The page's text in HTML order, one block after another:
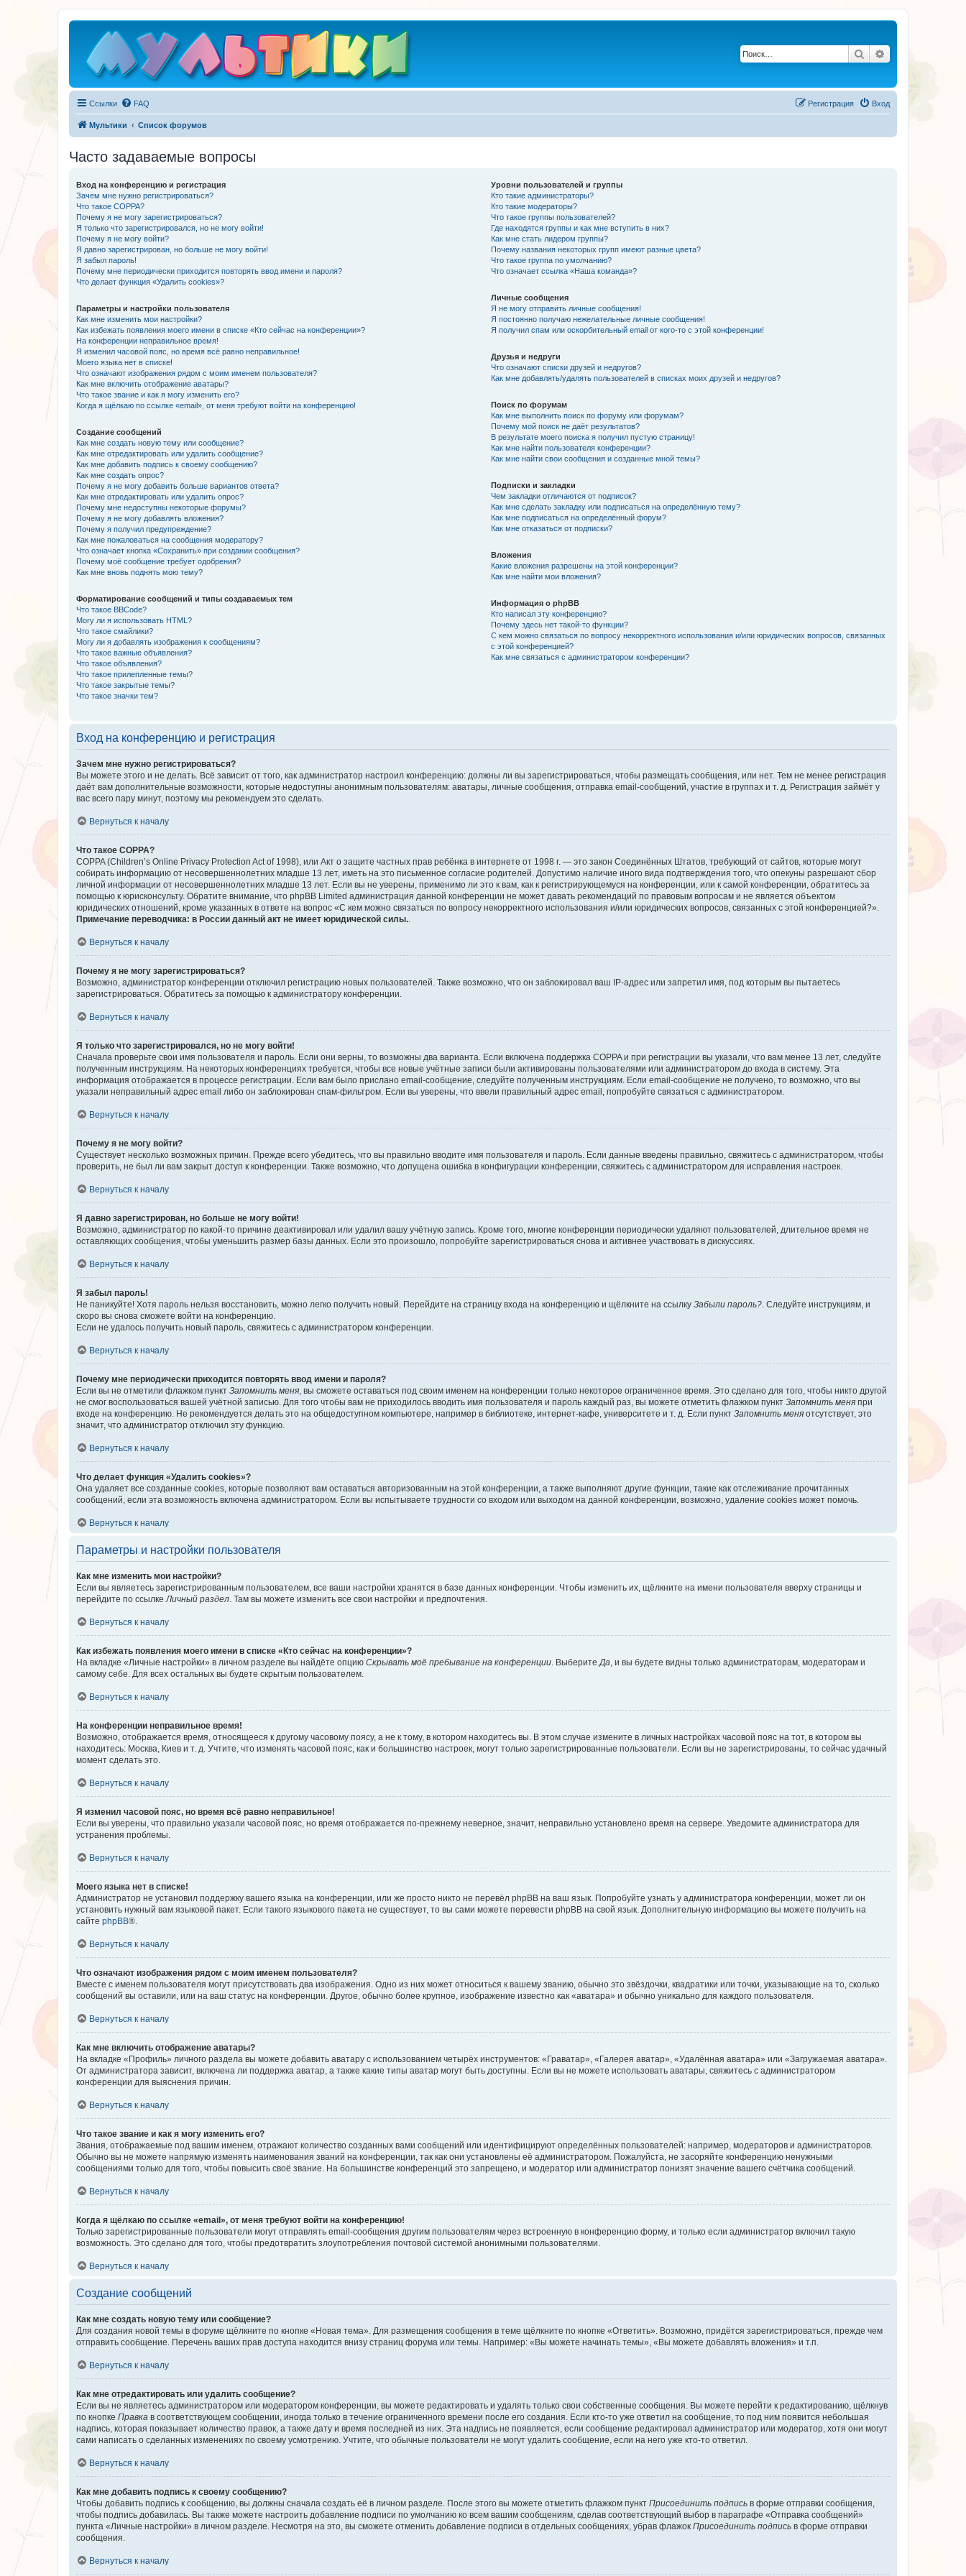
Поиск
Ссылки FAQ Вход
Регистрация
Мультики Список форумов
Часто задаваемые вопросы
Вход на конференцию и регистрация
Зачем мне нужно регистрироваться?
Что такое COPPA?
Почему я не могу зарегистрироваться?
Я только что зарегистрировался, но не могу войти!
Почему я не могу войти?
Я давно зарегистрирован, но больше не могу войти!
Я забыл пароль!
Почему мне периодически приходится повторять ввод имени и пароля?
Что делает функция «Удалить cookies»?
Параметры и настройки пользователя
Как мне изменить мои настройки?
Как избежать появления моего имени в списке «Кто сейчас на конференции»?
На конференции неправильное время!
Я изменил часовой пояс, но время всё равно неправильное!
Моего языка нет в списке!
Что означают изображения рядом с моим именем пользователя?
Как мне включить отображение аватары?
Что такое звание и как я могу изменить его?
Когда я щёлкаю по ссылке «email», от меня требуют войти на конференцию!
Создание сообщений
Как мне создать новую тему или сообщение?
Как мне отредактировать или удалить сообщение?
Как мне добавить подпись к своему сообщению?
Как мне создать опрос?
Почему я не могу добавить больше вариантов ответа?
Как мне отредактировать или удалить опрос?
Почему мне недоступны некоторые форумы?
Почему я не могу добавлять вложения?
Почему я получил предупреждение?
Как мне пожаловаться на сообщения модератору?
Что означает кнопка «Сохранить» при создании сообщения?
Почему моё сообщение требует одобрения?
Как мне вновь поднять мою тему?
Форматирование сообщений и типы создаваемых тем
Что такое BBCode?
Могу ли я использовать HTML?
Что такое смайлики?
Могу ли я добавлять изображения к сообщениям?
Что такое важные объявления?
Что такое объявления?
Что такое прилепленные темы?
Что такое закрытые темы?
Что такое значки тем?
Уровни пользователей и группы
Кто такие администраторы?
Кто такие модераторы?
Что такое группы пользователей?
Где находятся группы и как мне вступить в них?
Как мне стать лидером группы?
Почему названия некоторых групп имеют разные цвета?
Что такое группа по умолчанию?
Что означает ссылка «Наша команда»?
Личные сообщения
Я не могу отправить личные сообщения!
Я постоянно получаю нежелательные личные сообщения!
Я получил спам или оскорбительный email от кого-то с этой конференции!
Друзья и недруги
Что означают списки друзей и недругов?
Как мне добавлять/удалять пользователей в списках моих друзей и недругов?
Поиск по форумам
Как мне выполнить поиск по форуму или форумам?
Почему мой поиск не даёт результатов?
В результате моего поиска я получил пустую страницу!
Как мне найти пользователя конференции?
Как мне найти свои сообщения и созданные мной темы?
Подписки и закладки
Чем закладки отличаются от подписок?
Как мне сделать закладку или подписаться на определённую тему?
Как мне подписаться на определённый форум?
Как мне отказаться от подписки?
Вложения
Какие вложения разрешены на этой конференции?
Как мне найти мои вложения?
Информация о phpBB
Кто написал эту конференцию?
Почему здесь нет такой-то функции?
С кем можно связаться по вопросу некорректного использования и/или юридических вопросов, связанных
с этой конференцией?
Как мне связаться с администратором конференции?
Вход на конференцию и регистрация
Зачем мне нужно регистрироваться?
Вы можете этого и не делать. Всё зависит от того, как администратор настроил конференцию: должны ли вы зарегистрироваться, чтобы размещать сообщения, или нет. Тем не менее регистрация
даёт вам дополнительные возможности, которые недоступны анонимным пользователям: аватары, личные сообщения, отправка email-сообщений, участие в группах и т. д. Регистрация займёт у
вас всего пару минут, поэтому мы рекомендуем это сделать.
Вернуться к началу
Что такое COPPA?
COPPA (Children’s Online Privacy Protection Act of 1998), или Акт о защите частных прав ребёнка в интернете от 1998 г. — это закон Соединённых Штатов, требующий от сайтов, которые могут
собирать информацию от несовершеннолетних младше 13 лет, иметь на это письменное согласие родителей. Допустимо наличие иного вида подтверждения того, что опекуны разрешают сбор
личной информации от несовершеннолетних младше 13 лет. Если вы не уверены, применимо ли это к вам, как к регистрирующемуся на конференции, или к самой конференции, обратитесь за
помощью к юрисконсульту. Обратите внимание, что phpBB Limited администрация данной конференции не может давать рекомендаций по правовым вопросам и не является объектом
юридических отношений, кроме указанных в ответе на вопрос «С кем можно связаться по вопросу некорректного использования и/или юридических вопросов, связанных с этой конференцией?».
Примечание переводчика: в России данный акт не имеет юридической силы..
Вернуться к началу
Почему я не могу зарегистрироваться?
Возможно, администратор конференции отключил регистрацию новых пользователей. Также возможно, что он заблокировал ваш IP-адрес или запретил имя, под которым вы пытаетесь
зарегистрироваться. Обратитесь за помощью к администратору конференции.
Вернуться к началу
Я только что зарегистрировался, но не могу войти!
Сначала проверьте свои имя пользователя и пароль. Если они верны, то возможны два варианта. Если включена поддержка COPPA и при регистрации вы указали, что вам менее 13 лет, следуйте
полученным инструкциям. На некоторых конференциях требуется, чтобы все новые учётные записи были активированы пользователями или администратором до входа в систему. Эта
информация отображается в процессе регистрации. Если вам было прислано email-сообщение, следуйте полученным инструкциям. Если email-сообщение не получено, то возможно, что вы
указали неправильный адрес email либо он заблокирован спам-фильтром. Если вы уверены, что ввели правильный адрес email, попробуйте связаться с администратором.
Вернуться к началу
Почему я не могу войти?
Существует несколько возможных причин. Прежде всего убедитесь, что вы правильно вводите имя пользователя и пароль. Если данные введены правильно, свяжитесь с администратором, чтобы
проверить, не был ли вам закрыт доступ к конференции. Также возможно, что допущена ошибка в конфигурации конференции, свяжитесь с администратором для исправления настроек.
Вернуться к началу
Я давно зарегистрирован, но больше не могу войти!
Возможно, администратор по какой-то причине деактивировал или удалил вашу учётную запись. Кроме того, многие конференции периодически удаляют пользователей, длительное время не
оставляющих сообщения, чтобы уменьшить размер базы данных. Если это произошло, попробуйте зарегистрироваться снова и активнее участвовать в дискуссиях.
Вернуться к началу
Я забыл пароль!
Не паникуйте! Хотя пароль нельзя восстановить, можно легко получить новый. Перейдите на страницу входа на конференцию и щёлкните на ссылку Забыли пароль?. Следуйте инструкциям, и
скоро вы снова сможете войти на конференцию.
Если не удалось получить новый пароль, свяжитесь с администратором конференции.
Вернуться к началу
Почему мне периодически приходится повторять ввод имени и пароля?
Если вы не отметили флажком пункт Запомнить меня, вы сможете оставаться под своим именем на конференции только некоторое ограниченное время. Это сделано для того, чтобы никто другой
не смог воспользоваться вашей учётной записью. Для того чтобы вам не приходилось вводить имя пользователя и пароль каждый раз, вы можете отметить флажком пункт Запомнить меня при
входе на конференцию. Не рекомендуется делать это на общедоступном компьютере, например в библиотеке, интернет-кафе, университете и т. д. Если пункт Запомнить меня отсутствует, это
значит, что администратор отключил эту функцию.
Вернуться к началу
Что делает функция «Удалить cookies»?
Она удаляет все созданные cookies, которые позволяют вам оставаться авторизованным на этой конференции, а также выполняют другие функции, такие как отслеживание прочитанных
сообщений, если эта возможность включена администратором. Если вы испытываете трудности со входом или выходом на данной конференции, возможно, удаление cookies может помочь.
Вернуться к началу
Параметры и настройки пользователя
Как мне изменить мои настройки?
Если вы являетесь зарегистрированным пользователем, все ваши настройки хранятся в базе данных конференции. Чтобы изменить их, щёлкните на имени пользователя вверху страницы и
перейдите по ссылкеЛичный раздел. Там вы можете изменить все свои настройки и предпочтения.
Вернуться к началу
Как избежать появления моего имени в списке «Кто сейчас на конференции»?
На вкладке «Личные настройки» в личном разделе вы найдёте опцию Скрывать моё пребывание на конференции. ВыберитеДа, и вы будете видны только администраторам, модераторам и
самому себе. Для всех остальных вы будете скрытым пользователем.
Вернуться к началу
На конференции неправильное время!
Возможно, отображается время, относящееся к другому часовому поясу, а не к тому, в котором находитесь вы. В этом случае измените в личных настройках часовой пояс на тот, в котором вы
находитесь: Москва, Киев и т. д. Учтите, что изменять часовой пояс, как и большинство настроек, могут только зарегистрированные пользователи. Если вы не зарегистрированы, то сейчас удачный
момент сделать это.
Вернуться к началу
Я изменил часовой пояс, но время всё равно неправильное!
Если вы уверены, что правильно указали часовой пояс, но время отображается по-прежнему неверное, значит, неправильно установлено время на сервере. Уведомите администратора для
устранения проблемы.
Вернуться к началу
Моего языка нет в списке!
Администратор не установил поддержку вашего языка на конференции, или же просто никто не перевёл phpBB на ваш язык. Попробуйте узнать у администратора конференции, может ли он
установить нужный вам языковой пакет. Если такого языкового пакета не существует, то вы сами можете перевести phpBB на свой язык. Дополнительную информацию вы можете получить на
сайте phpBB®.
Вернуться к началу
Что означают изображения рядом с моим именем пользователя?
Вместе с именем пользователя могут присутствовать два изображения. Одно из них может относиться к вашему званию, обычно это звёздочки, квадратики или точки, указывающие на то, сколько
сообщений вы оставили, или на ваш статус на конференции. Другое, обычно более крупное, изображение известно как «аватара» и обычно уникально для каждого пользователя.
Вернуться к началу
Как мне включить отображение аватары?
На вкладке «Профиль» личного раздела вы можете добавить аватару с использованием четырёх инструментов: «Граватар», «Галерея аватар», «Удалённая аватара» или «Загружаемая аватара».
От администратора зависит, включена ли поддержка аватар, а также какие типы аватар могут быть доступны. Если вы не можете использовать аватары, свяжитесь с администратором
конференции для выяснения причин.
Вернуться к началу
Что такое звание и как я могу изменить его?
Звания, отображаемые под вашим именем, отражают количество созданных вами сообщений или идентифицируют определённых пользователей: например, модераторов и администраторов.
Обычно вы не можете напрямую изменять наименования званий на конференции, так как они установлены её администратором. Пожалуйста, не засоряйте конференцию ненужными
сообщениями только для того, чтобы повысить своё звание. На большинстве конференций это запрещено, и модератор или администратор понизят значение вашего счётчика сообщений.
Вернуться к началу
Когда я щёлкаю по ссылке «email», от меня требуют войти на конференцию!
Только зарегистрированные пользователи могут отправлять email-сообщения другим пользователям через встроенную в конференцию форму, и только если администратор включил такую
возможность. Это сделано для того, чтобы предотвратить злоупотребления почтовой системой анонимными пользователями.
Вернуться к началу
Создание сообщений
Как мне создать новую тему или сообщение?
Для создания новой темы в форуме щёлкните по кнопке «Новая тема». Для размещения сообщения в теме щёлкните по кнопке «Ответить». Возможно, придётся зарегистрироваться, прежде чем
отправить сообщение. Перечень ваших прав доступа находится внизу страниц форума или темы. Например: «Вы можете начинать темы», «Вы можете добавлять вложения» и т.п.
Вернуться к началу
Как мне отредактировать или удалить сообщение?
Если вы не являетесь администратором или модератором конференции, вы можете редактировать и удалять только свои собственные сообщения. Вы можете перейти к редактированию, щёлкнув
по кнопке Правка в соответствующем сообщении, иногда только в течение ограниченного времени после его создания. Если кто-то уже ответил на сообщение, то под ним появится небольшая
надпись, которая показывает количество правок, а также дату и время последней из них. Эта надпись не появляется, если сообщение редактировал администратор или модератор, хотя они могут
сами написать о сделанных изменениях по своему усмотрению. Учтите, что обычные пользователи не могут удалить сообщение, если на него уже кто-то ответил.
Вернуться к началу
Как мне добавить подпись к своему сообщению?
Чтобы добавить подпись к сообщению, вы должны сначала создать её в личном разделе. После этого вы можете отметить флажком пункт Присоединить подпись в форме отправки сообщения,
чтобы подпись добавилась. Вы также можете настроить добавление подписи по умолчанию ко всем вашим сообщениям, сделав соответствующий выбор в параграфе «Отправка сообщений»
пункта «Личные настройки» в личном разделе. Несмотря на это, вы сможете отменить добавление подписи в отдельных сообщениях, убрав флажок Присоединить подпись в форме отправки
сообщения.
Вернуться к началу